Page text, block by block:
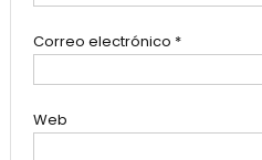
Correo electrónico *
Web